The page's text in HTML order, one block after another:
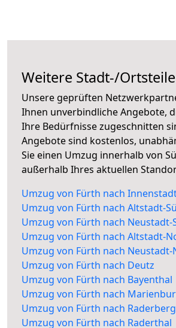
Weitere Stadt-/
Unsere geprüften
Ihnen unverbindliche Angebote,
Ihre Bedürfnisse zugeschnitten
Angebote sind kostenlos,
Sie einen Umzug innerhalb von
außerhalb Ihres aktuellen
Umzug von Fürth nach
Umzug von Fürth nach Altstadt-
Umzug von Fürth nach Neustadt-
Umzug von Fürth nach Altstadt-
Umzug von Fürth nach Neustadt-
Umzug von Fürth nach Deutz
Umzug von Fürth nach Bayenthal
Umzug von Fürth nach
Umzug von Fürth nach Raderberg
Umzug von Fürth nach Raderthal